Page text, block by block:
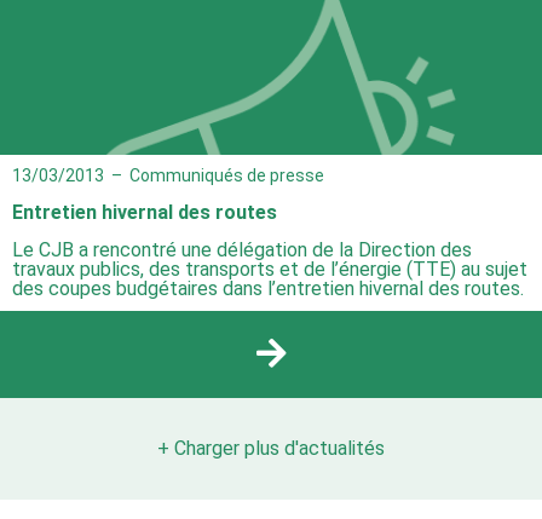
13/03/2013 – Communiqués de presse
Entretien hivernal des routes
Le CJB a rencontré une délégation de la Direction des
travaux publics, des transports et de l’énergie (TTE) au sujet
des coupes budgétaires dans l’entretien hivernal des routes.
+ Charger plus d'actualités